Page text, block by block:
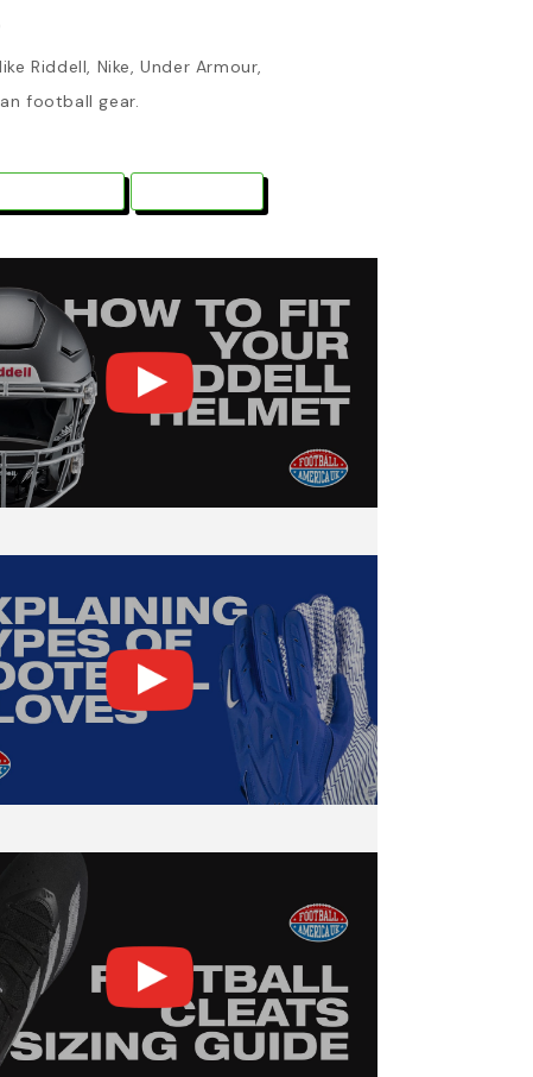
Riddell, Nike, Under Armour,
football gear.